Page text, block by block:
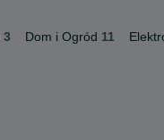
3 Dom i Ogród 11